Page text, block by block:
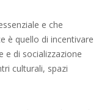
e che
è quello di incentivare
e di socializzazione
culturali, spazi